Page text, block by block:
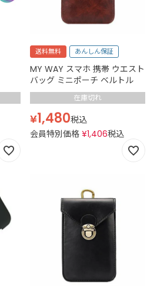
送料無料 あんしん保証
MY WAY スマホ 携帯 ウエスト
バッグ ミニポーチ ベルトル
在庫切れ
¥1,480税込
会員特別価格 ¥1,406税込